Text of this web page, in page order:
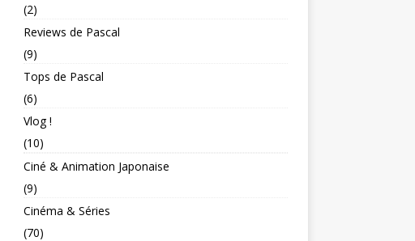
(2)
Reviews de Pascal
(9)
Tops de Pascal
(6)
Vlog !
(10)
Ciné & Animation Japonaise
(9)
Cinéma & Séries
(70)